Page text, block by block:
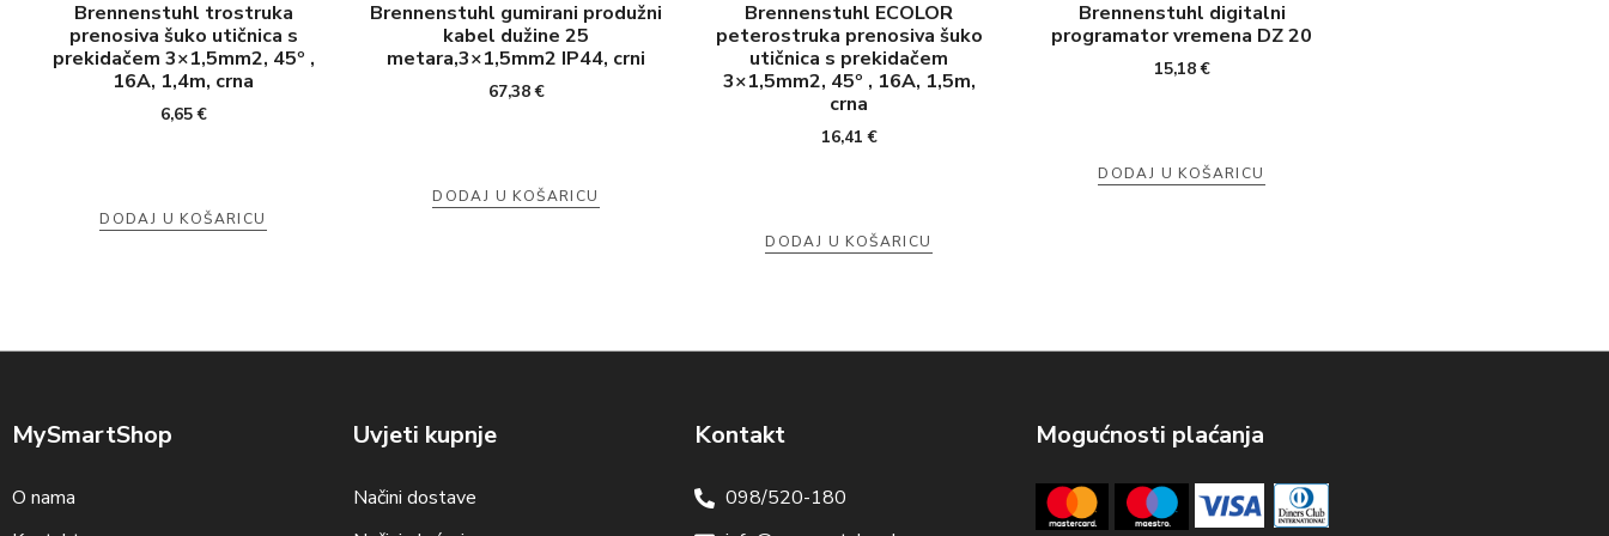
Brennenstuhl trostruka
prenosiva šuko utičnica s
prekidačem 3×1,5mm2, 45º ,
16A, 1,4m, crna
6,65€
DODAJ U KOŠARICU
Brennenstuhl gumirani produžni
kabel dužine 25
metara,3×1,5mm2 IP44, crni
67,38€
DODAJ U KOŠARICU
Brennenstuhl ECOLOR
peterostruka prenosiva šuko
utičnica s prekidačem
3×1,5mm2, 45º , 16A, 1,5m,
crna
16,41€
DODAJ U KOŠARICU
Brennenstuhl digitalni
programator vremena DZ 20
15,18€
DODAJ U KOŠARICU
MySmartShop
O nama
Uvjeti kupnje
Načini dostave
Kontakt
098/520-180
Mogućnosti plaćanja